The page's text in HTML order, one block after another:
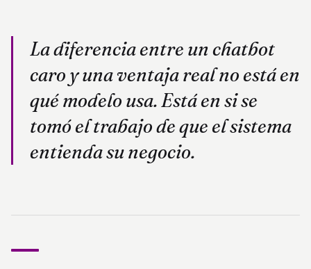
La diferencia entre un chatbot
caro y una ventaja real no está en
qué modelo usa. Está en si se
tomó el trabajo de que el sistema
entienda su negocio.